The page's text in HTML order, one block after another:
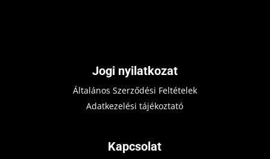
Jogi nyilatkozat
Általános Szerződési Feltételek
Adatkezelési tájékoztató
Kapcsolat